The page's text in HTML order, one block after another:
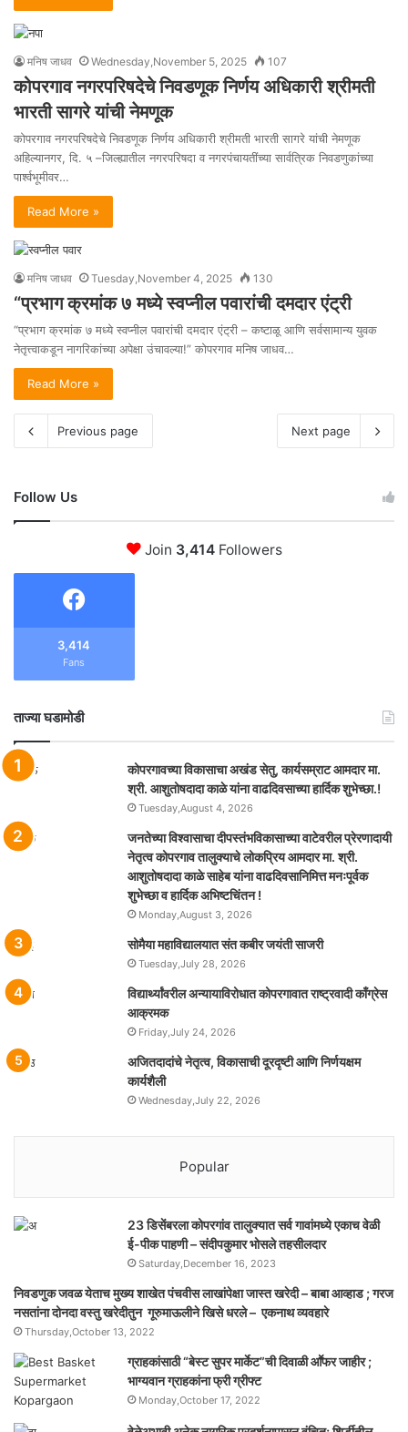
मनिष जाधव Wednesday,November 5, 2025 107
कोपरगाव नगरपरिषदेचे निवडणूक निर्णय अधिकारी श्रीमती
भारती सागरे यांची नेमणूक
कोपरगाव नगरपरिषदेचे निवडणूक निर्णय अधिकारी श्रीमती भारती सागरे यांची नेमणूक
अहिल्यानगर, दि. ५ –जिल्ह्यातील नगरपरिषदा व नगरपंचायतींच्या सार्वत्रिक निवडणुकांच्या
पार्श्वभूमीवर…
Read More »
मनिष जाधव Tuesday,November 4, 2025 130
“प्रभाग क्रमांक ७ मध्ये स्वप्नील पवारांची दमदार एंट्री
“प्रभाग क्रमांक ७ मध्ये स्वप्नील पवारांची दमदार एंट्री – कष्टाळू आणि सर्वसामान्य युवक
नेतृत्त्वाकडून नागरिकांच्या अपेक्षा उंचावल्या!” कोपरगाव मनिष जाधव…
Read More »
Previous page Next page
Follow Us
Join 3,414Followers
3,414
Fans
ताज्या घडामोडी
कोपरगावच्या विकासाचा अखंड सेतु, कार्यसम्राट आमदार मा.
श्री. आशुतोषदादा काळे यांना वाढदिवसाच्या हार्दिक शुभेच्छा.!
Tuesday,August 4, 2026
जनतेच्या विश्वासाचा दीपस्तंभविकासाच्या वाटेवरील प्रेरणादायी
नेतृत्व कोपरगाव तालुक्याचे लोकप्रिय आमदार मा. श्री.
आशुतोषदादा काळे साहेब यांना वाढदिवसानिमित्त मनःपूर्वक
शुभेच्छा व हार्दिक अभिष्टचिंतन !
Monday,August 3, 2026
सोमैया महाविद्यालयात संत कबीर जयंती साजरी
Tuesday,July 28, 2026
विद्यार्थ्यांवरील अन्यायाविरोधात कोपरगावात राष्ट्रवादी काँग्रेस
आक्रमक
Friday,July 24, 2026
अजितदादांचे नेतृत्व, विकासाची दूरदृष्टी आणि निर्णयक्षम
कार्यशैली
Wednesday,July 22, 2026
Popular
23 डिसेंबरला कोपरगांव तालुक्‍यात सर्व गावांमध्ये एकाच वेळी
ई-पीक पाहणी – संदीपकुमार भोसले तहसीलदार
Saturday,December 16, 2023
निवडणुक जवळ येताच मुख्य शाखेत पंचवीस लाखांपेक्षा जास्त खरेदी – बाबा आव्हाड ; गरज
नसतांना दोनदा वस्तु खरेदीतुन गूरुमाऊलीने खिसे धरले – एकनाथ व्यवहारे
Thursday,October 13, 2022
ग्राहकांसाठी “बेस्ट सुपर मार्केट”ची दिवाळी आॕफर जाहीर ;
भाग्यवान ग्राहकांना फ्री ग्रीफ्ट
Monday,October 17, 2022